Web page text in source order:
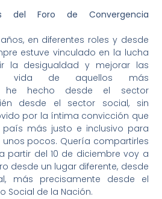
del Foro de Convergencia
en diferentes roles y desde
estuve vinculado en la lucha
la desigualdad y mejorar las
vida de aquellos más
he hecho desde el sector
desde el sector social, sin
por la íntima convicción que
más justo e inclusivo para
pocos. Quería compartirles
partir del 10 de diciembre voy a
desde un lugar diferente, desde
más precisamente desde el
Social de la Nación.